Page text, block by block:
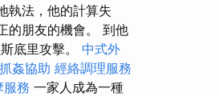
執法，他的計算失
的朋友的機會。 到他
底里攻擊。 中式外
姦協助 經絡調理服務
服務 一家人成為一種